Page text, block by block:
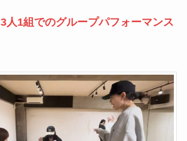
3人1組でのグループパフォーマンス